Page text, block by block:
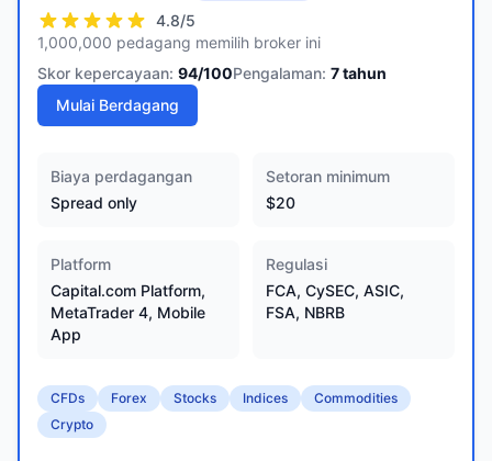
4.8/5
1,000,000 pedagang memilih broker ini
Skor kepercayaan: 94/100Pengalaman: 7tahun
Mulai Berdagang
Biaya perdagangan
Spread only
Setoran minimum
$20
Platform
Capital.com Platform,
MetaTrader 4, Mobile
App
Regulasi
FCA, CySEC, ASIC,
FSA, NBRB
CFDs Forex Stocks Indices
Commodities
Crypto